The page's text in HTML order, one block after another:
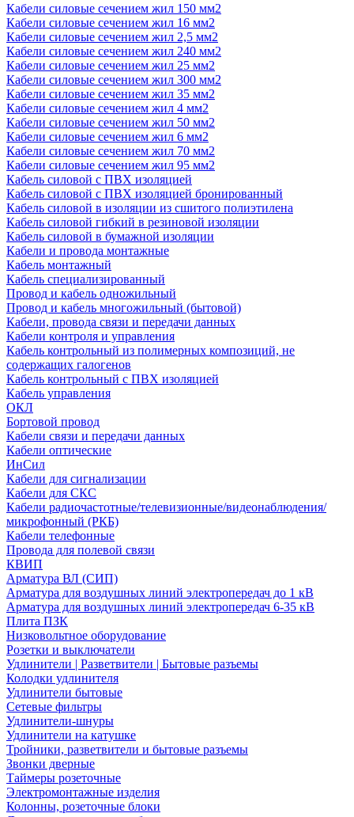
Кабели силовые сечением жил 150 мм2
Кабели силовые сечением жил 16 мм2
Кабели силовые сечением жил 2,5 мм2
Кабели силовые сечением жил 240 мм2
Кабели силовые сечением жил 25 мм2
Кабели силовые сечением жил 300 мм2
Кабели силовые сечением жил 35 мм2
Кабели силовые сечением жил 4 мм2
Кабели силовые сечением жил 50 мм2
Кабели силовые сечением жил 6 мм2
Кабели силовые сечением жил 70 мм2
Кабели силовые сечением жил 95 мм2
Кабель силовой с ПВХ изоляцией
Кабель силовой с ПВХ изоляцией бронированный
Кабель силовой в изоляции из сшитого полиэтилена
Кабель силовой гибкий в резиновой изоляции
Кабель силовой в бумажной изоляции
Кабели и провода монтажные
Кабель монтажный
Кабель специализированный
Провод и кабель одножильный
Провод и кабель многожильный (бытовой)
Кабели, провода связи и передачи данных
Кабели контроля и управления
Кабель контрольный из полимерных композиций, не
содержащих галогенов
Кабель контрольный с ПВХ изоляцией
Кабель управления
ОКЛ
Бортовой провод
Кабели связи и передачи данных
Кабели оптические
ИнСил
Кабели для сигнализации
Кабели для СКС
Кабели радиочастотные/телевизионные/видеонаблюдения/
микрофонный (РКБ)
Кабели телефонные
Провода для полевой связи
КВИП
Арматура ВЛ (СИП)
Арматура для воздушных линий электропередач до 1 кВ
Арматура для воздушных линий электропередач 6-35 кВ
Плита ПЗК
Низковольтное оборудование
Розетки и выключатели
Удлинители | Разветвители | Бытовые разъемы
Колодки удлинителя
Удлинители бытовые
Сетевые фильтры
Удлинители-шнуры
Удлинители на катушке
Тройники, разветвители и бытовые разъемы
Звонки дверные
Таймеры розеточные
Электромонтажные изделия
Колонны, розеточные блоки